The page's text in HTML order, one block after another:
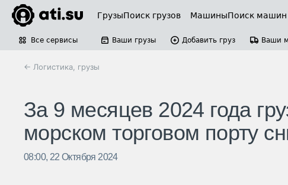
ГрузыПоиск грузов МашиныПоиск машин
Все сервисы Ваши грузы Добавить груз Ваши
← Логистика, грузы
За 9 месяцев 2024 года
морском торговом порту
08:00, 22 Октября 2024